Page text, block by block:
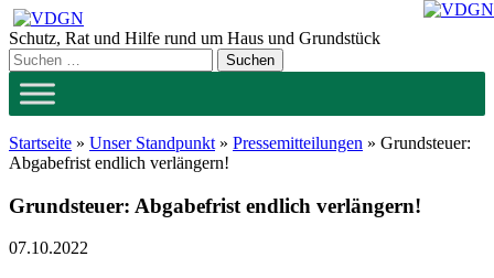
Zum
Inhalt
springen
Schutz, Rat und Hilfe rund um Haus und Grundstück
Startseite » Unser Standpunkt » Pressemitteilungen » Grundsteuer:
Abgabefrist endlich verlängern!
Grundsteuer: Abgabefrist endlich verlängern!
07.10.2022